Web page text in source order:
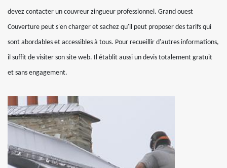
devez contacter un couvreur zingueur professionnel. Grand ouest
Couverture peut s'en charger et sachez qu'il peut proposer des tarifs qui
sont abordables et accessibles à tous. Pour recueillir d'autres informations,
il suffit de visiter son site web. Il établit aussi un devis totalement gratuit
et sans engagement.